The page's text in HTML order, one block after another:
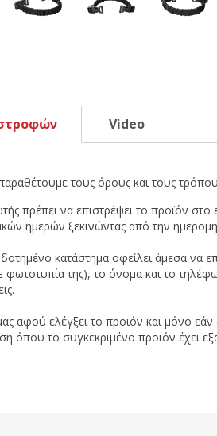
Video
τους όρους και τους
πρέπει να επιστρέψει το προϊόν
ημερών ξεκινώντας από την
κατάστημα οφείλει άμεσα να
φωτοτυπία της), το όνομα και το
αφού ελέγξει το προϊόν και μόνο
όπου το συγκεκριμένο προϊόν έχει